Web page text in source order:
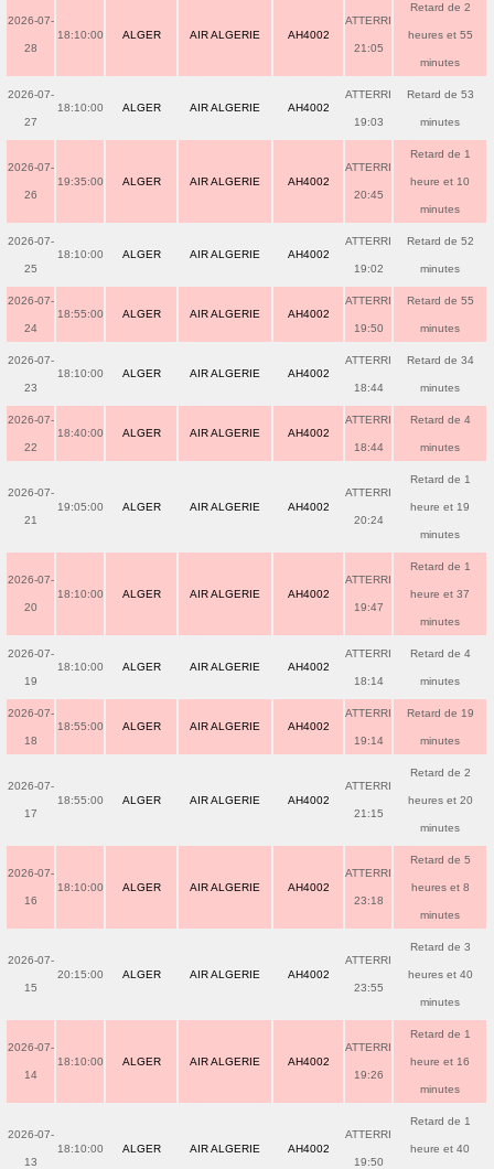
2026-07-
28
18:10:00 ALGER AIR ALGERIE AH4002
ATTERRI
21:05
Retard de 2
heures et 55
minutes
2026-07-
27
18:10:00 ALGER AIR ALGERIE AH4002
ATTERRI
19:03
Retard de 53
minutes
2026-07-
26
19:35:00 ALGER AIR ALGERIE AH4002
ATTERRI
20:45
Retard de 1
heure et 10
minutes
2026-07-
25
18:10:00 ALGER AIR ALGERIE AH4002
ATTERRI
19:02
Retard de 52
minutes
2026-07-
24
18:55:00 ALGER AIR ALGERIE AH4002
ATTERRI
19:50
Retard de 55
minutes
2026-07-
23
18:10:00 ALGER AIR ALGERIE AH4002
ATTERRI
18:44
Retard de 34
minutes
2026-07-
22
18:40:00 ALGER AIR ALGERIE AH4002
ATTERRI
18:44
Retard de 4
minutes
2026-07-
21
19:05:00 ALGER AIR ALGERIE AH4002
ATTERRI
20:24
Retard de 1
heure et 19
minutes
2026-07-
20
18:10:00 ALGER AIR ALGERIE AH4002
ATTERRI
19:47
Retard de 1
heure et 37
minutes
2026-07-
19
18:10:00 ALGER AIR ALGERIE AH4002
ATTERRI
18:14
Retard de 4
minutes
2026-07-
18
18:55:00 ALGER AIR ALGERIE AH4002
ATTERRI
19:14
Retard de 19
minutes
2026-07-
17
18:55:00 ALGER AIR ALGERIE AH4002
ATTERRI
21:15
Retard de 2
heures et 20
minutes
2026-07-
16
18:10:00 ALGER AIR ALGERIE AH4002
ATTERRI
23:18
Retard de 5
heures et 8
minutes
2026-07-
15
20:15:00 ALGER AIR ALGERIE AH4002
ATTERRI
23:55
Retard de 3
heures et 40
minutes
2026-07-
14
18:10:00 ALGER AIR ALGERIE AH4002
ATTERRI
19:26
Retard de 1
heure et 16
minutes
2026-07-
13
18:10:00 ALGER AIR ALGERIE AH4002
ATTERRI
19:50
Retard de 1
heure et 40